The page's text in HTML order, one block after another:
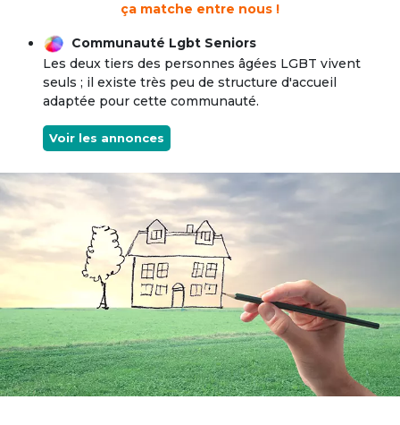
ça matche entre nous !
Communauté Lgbt Seniors
Les deux tiers des personnes âgées LGBT vivent
seuls ; il existe très peu de structure d'accueil
adaptée pour cette communauté.
Voir les annonces